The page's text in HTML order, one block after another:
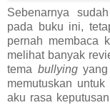
Sebenarnya
pada buku ini,
pernah membaca
melihat banyak
tema bullyingyang
memutuskan
aku rasa